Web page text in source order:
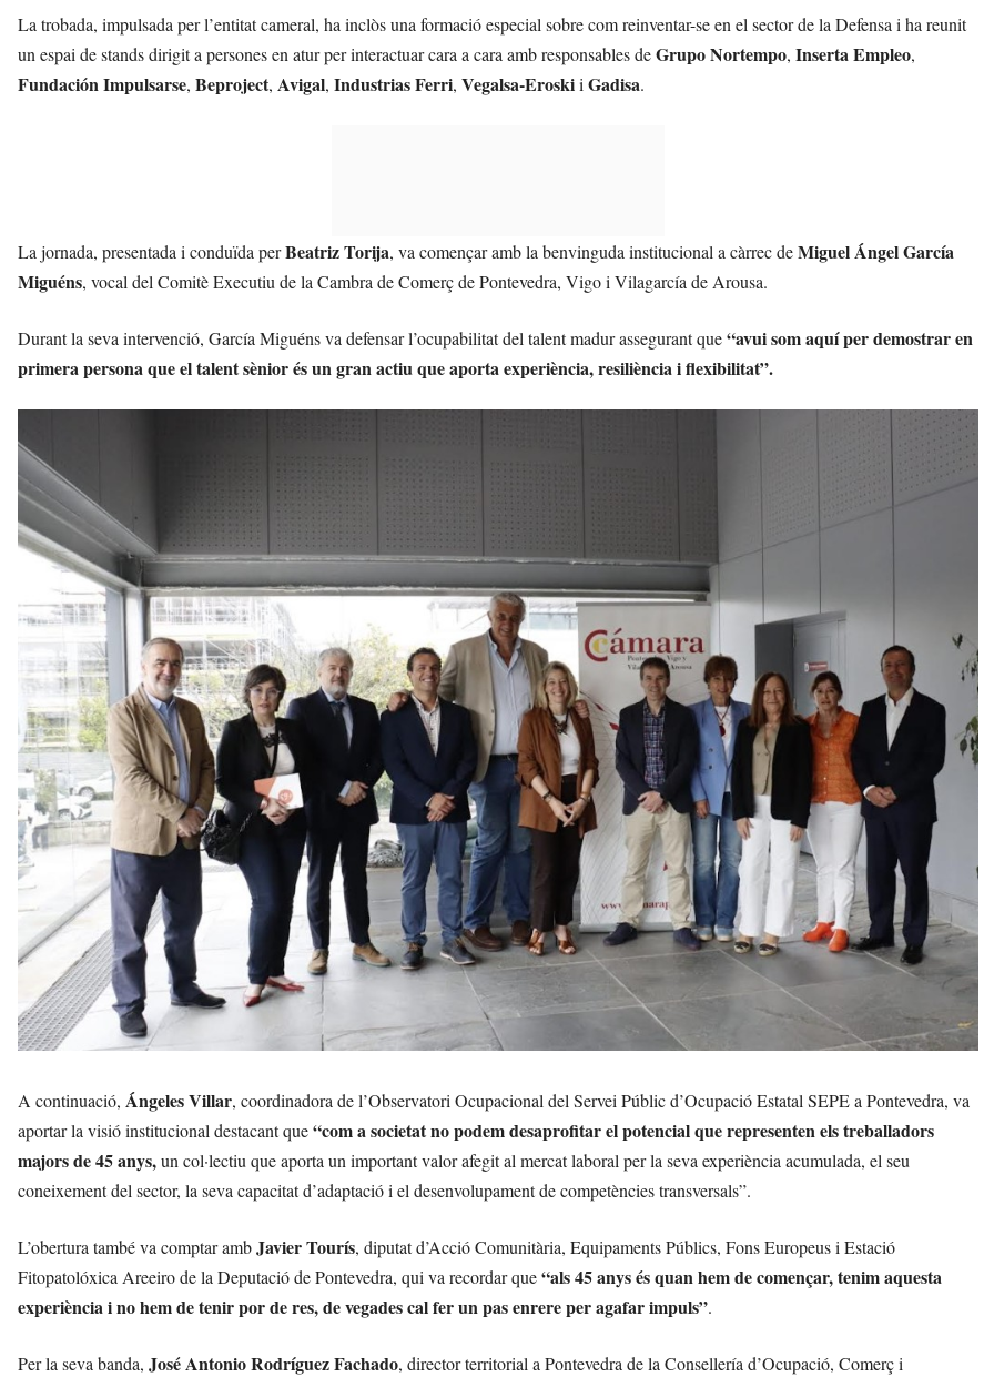
La trobada, impulsada per l’entitat cameral, ha inclòs una formació especial sobre com reinventar-se en el sector de la Defensa i ha reunit
un espai de stands dirigit a persones en atur per interactuar cara a cara amb responsables deGrupo Nortempo, Inserta Empleo,
Fundación Impulsarse, Beproject, Avigal, Industrias Ferri, Vegalsa-Eroskii Gadisa.
La jornada, presentada i conduïda perBeatriz Torija, va començar amb la benvinguda institucional a càrrec deMiguel Ángel García
Miguéns, vocal del Comitè Executiu de la Cambra de Comerç de Pontevedra, Vigo i Vilagarcía de Arousa.
Durant la seva intervenció, García Miguéns va defensar l’ocupabilitat del talent madur assegurant que“avui som aquí per demostrar en
primera persona que el talent sènior és un gran actiu que aporta experiència, resiliència i flexibilitat”.
A continuació, Ángeles Villar, coordinadora de l’Observatori Ocupacional del Servei Públic d’Ocupació Estatal SEPE a Pontevedra, va
aportar la visió institucional destacant que“com a societat no podem desaprofitar el potencial que representen els treballadors
majors de 45 anys,un col·lectiu que aporta un important valor afegit al mercat laboral per la seva experiència acumulada, el seu
coneixement del sector, la seva capacitat d’adaptació i el desenvolupament de competències transversals”.
L’obertura també va comptar ambJavier Tourís, diputat d’Acció Comunitària, Equipaments Públics, Fons Europeus i Estació
Fitopatolóxica Areeiro de la Deputació de Pontevedra, qui va recordar que“als 45 anys és quan hem de començar, tenim aquesta
experiència i no hem de tenir por de res, de vegades cal fer un pas enrere per agafar impuls”.
Per la seva banda, José Antonio Rodríguez Fachado, director territorial a Pontevedra de la Consellería d’Ocupació, Comerç i